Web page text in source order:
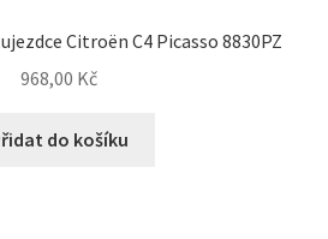
Citroën C4 Picasso 8830PZ
968,00 Kč
do košíku